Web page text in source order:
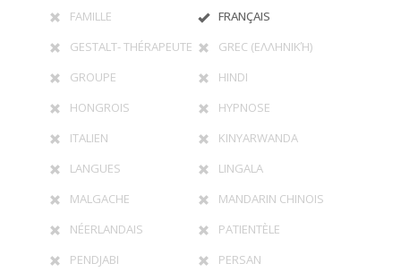
FAMILLE
FRANÇAIS
GESTALT- THÉRAPEUTE
GREC (ΕΛΛΗΝΙΚΉ)
GROUPE
HINDI
HONGROIS
HYPNOSE
ITALIEN
KINYARWANDA
LANGUES
LINGALA
MALGACHE
MANDARIN CHINOIS
NÉERLANDAIS
PATIENTÈLE
PENDJABI
PERSAN